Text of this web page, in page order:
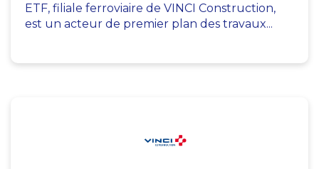
ETF, filiale ferroviaire de VINCI Construction,
est un acteur de premier plan des travaux...